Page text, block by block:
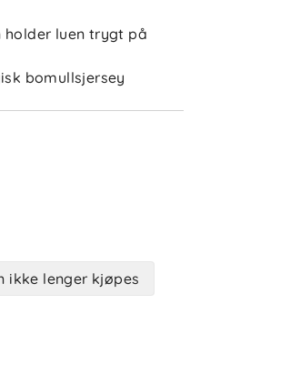
holder luen trygt på
bomullsjersey
ikke lenger kjøpes